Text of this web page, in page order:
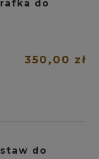
do
350,00 zł
do